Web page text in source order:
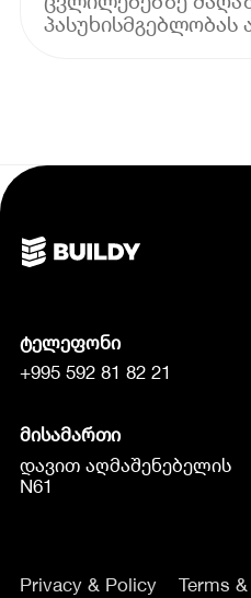
პასუხისმგებლობას
ტელეფონი
+995 592 81 82 21
მისამართი
დავით აღმაშენებელის
N61
Privacy & Policy Terms